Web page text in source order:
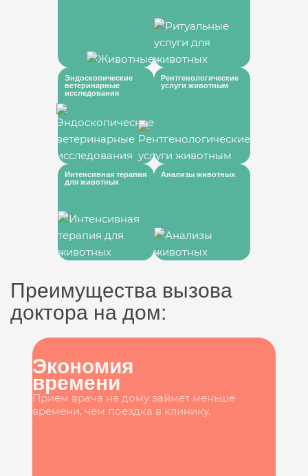
Эндоскопические
ветеринарные
исследования
Рентгенологические
услуги животным
Интенсивная терапия
для животных
Анализы животных
Преимущества вызова
доктора на дом:
Экономия
времени
Прием врача на дому займет меньше
времени, чем поездка в клинику.